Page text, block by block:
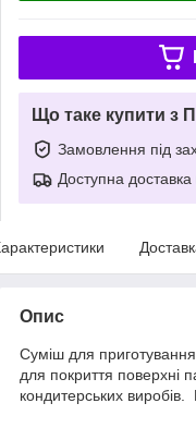
Що таке купити з
Замовлення під
Доступна доставка
Опис
Суміш для
для покриття поверхні
кондитерських